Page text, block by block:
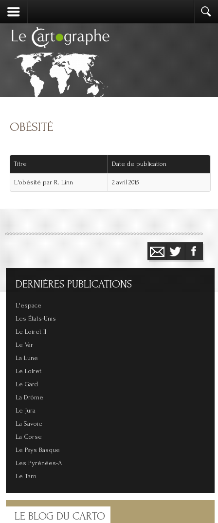
OBÉSITÉ
Titre Date de publication
L'obésité par R. Linn 2 avril 2015
DERNIÈRES PUBLICATIONS
L'espace
Les États-Unis
Le Loiret II
Le Var
La Lune
Le Loiret
Le Gard
La Drôme
Le Jura
La Savoie
La Corse
Le Pays Basque
Les Pyrénées-A
Le Tarn
LE BLOG DU CARTO